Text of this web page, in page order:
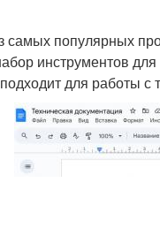
самых популярных
инструментов
для работы